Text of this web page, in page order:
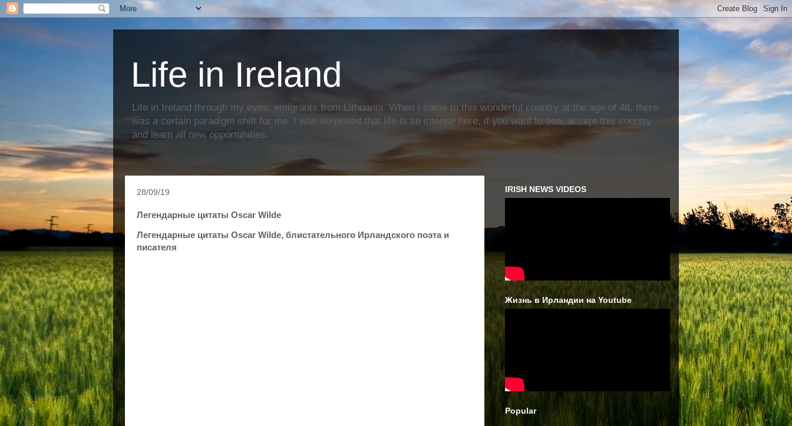
Life in Ireland
Life in Ireland through my eyes, emigrants from Lithuania. When I came to this wonderful country at the age of 48, there
was a certain paradigm shift for me. I was surprised that life is so intense here, if you want to see, accept this country
and learn all new opportunities.
28/09/19
Легендарные цитаты Oscar Wilde
Легендарные цитаты Oscar Wilde, блистательного Ирландского поэта и
писателя
IRISH NEWS VIDEOS
Жизнь в Ирландии на Youtube
Popular